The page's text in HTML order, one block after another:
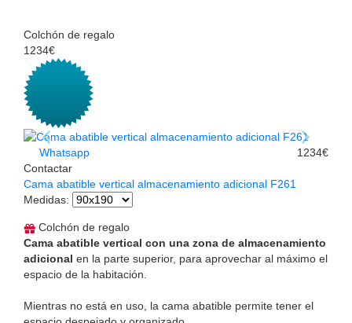
Colchón de regalo
1234€
Whatsapp
Contactar
1234€
Cama abatible vertical almacenamiento adicional F261
Medidas:
Colchón de regalo
Cama abatible vertical con una zona de almacenamiento
adicional en la parte superior, para aprovechar al máximo el
espacio de la habitación.
Mientras no está en uso, la cama abatible permite tener el